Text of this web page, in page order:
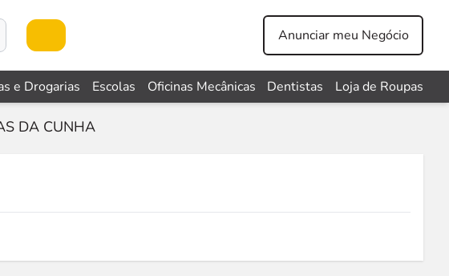
Anunciar meu Negócio
e Drogarias Escolas Oficinas Mecânicas Dentistas Loja de Roupas
DA CUNHA